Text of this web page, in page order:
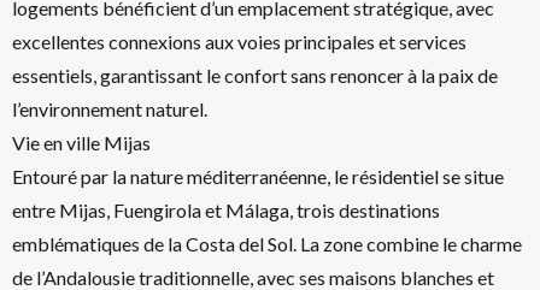
logements bénéficient d’un emplacement stratégique, avec
excellentes connexions aux voies principales et services
essentiels, garantissant le confort sans renoncer à la paix de
l’environnement naturel.
Vie en ville Mijas
Entouré par la nature méditerranéenne, le résidentiel se situe
entre Mijas, Fuengirola et Málaga, trois destinations
emblématiques de la Costa del Sol. La zone combine le charme
de l’Andalousie traditionnelle, avec ses maisons blanches et